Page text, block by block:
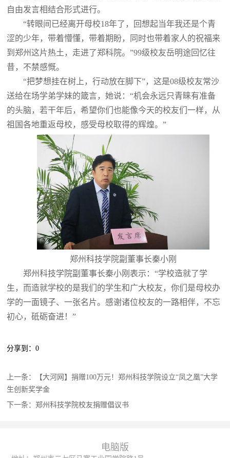
自由发言相结合形式进行。
“转眼间已经离开母校18年了，回想起当年我还是个青
涩的少年，带着懵懂，带着期盼，同时也带着家人的祝福来
到郑州这片热土，走进了郑科院。”99级校友岳明途回忆往
昔，不禁感慨。
“把梦想挂在树上，行动放在脚下”，这是08级校友常沙
送给在场学弟学妹的箴言，她说：“机会永远只青睐有准备
的头脑，若干年后，希望你们也能像今天的校友们一样，从
祖国各地重返母校，感受母校取得的辉煌。”
郑州科技学院副董事长秦小刚
郑州科技学院副董事长秦小刚表示：“学校造就了学
生，而造就学校的是我们的学生和广大校友，你们是母校办
学的一面镜子、一张名片。感谢诸位校友的一路相伴，不忘
初心，砥砺奋进！”
分享到：0
上一条：
【大河网】捐赠100万元！郑州科技学院设立“凤之凰”大学
生创新奖学金
下一条：郑州科技学院校友捐赠倡议书
电脑版